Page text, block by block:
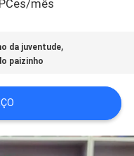
mês
da juventude,
paizinho